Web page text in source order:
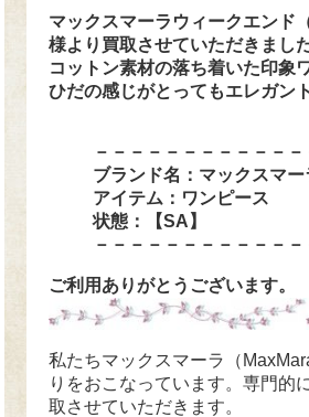
マックスマーラウィークエンド
様より買取させていただきました
コットン素材の落ち着いた印象
ひだの感じがとってもエレガン
－－－－－－－－－－－
ブランド名：マックスマ
アイテム：ワンピース
状態：【SA】
－－－－－－－－－－－
ご利用ありがとうございます。
私たちマックスマーラ（
りをおこなっています。専門的
取させていただきます。